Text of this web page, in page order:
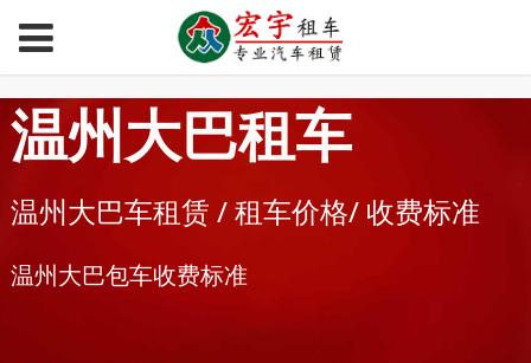
温州大巴租车
温州大巴车租赁 / 租车价格/ 收费标准
温州大巴包车收费标准